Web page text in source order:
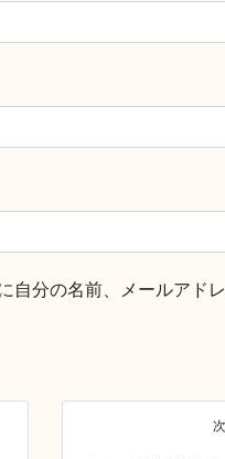
分の名前、メールアド